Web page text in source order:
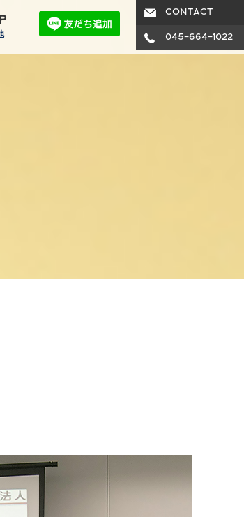
CONTACT
045-664-1022